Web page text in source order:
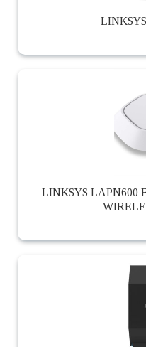
LINKSYS LAPN600